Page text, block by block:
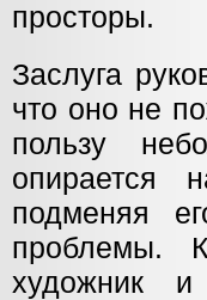
просторы.
Заслуга
что оно не
пользу
опирается
подменяя
проблемы.
художник